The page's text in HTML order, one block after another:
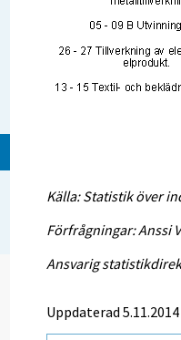
Källa: Statistik över
Förfrågningar: Anssi
Ansvarig
Uppdaterad 5.11.2014